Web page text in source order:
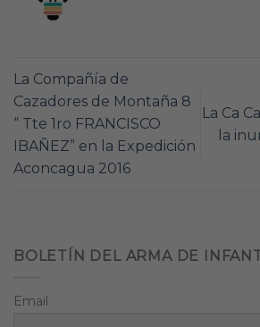
La Compañía de
Cazadores de Montaña 8
“ Tte 1ro FRANCISCO
IBAÑEZ” en la Expedición
Aconcagua 2016
La Ca
la
BOLETÍN DEL ARMA DE
Email